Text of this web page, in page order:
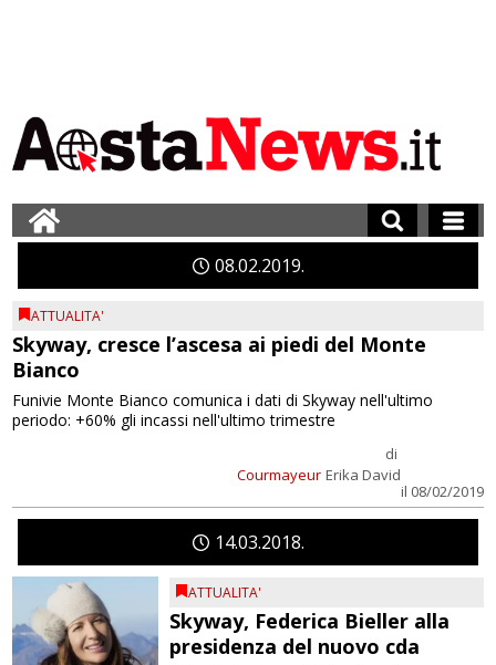
0802 2019
ATTUALITA'
Skyway, cresce l’ascesa ai piedi del Monte
Bianco
Courmayeur
di
Erika David
il 08/02/2019
Funivie Monte Bianco comunica i dati di Skyway nell'ultimo
periodo: +60% gli incassi nell'ultimo trimestre
1403 2018
ATTUALITA'
Skyway, Federica Bieller alla
presidenza del nuovo cda